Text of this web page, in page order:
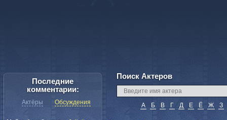
Поиск Актеров
А Б В Г Д Е Ё Ж З
Последние
комментарии:
Актёры Обсуждения